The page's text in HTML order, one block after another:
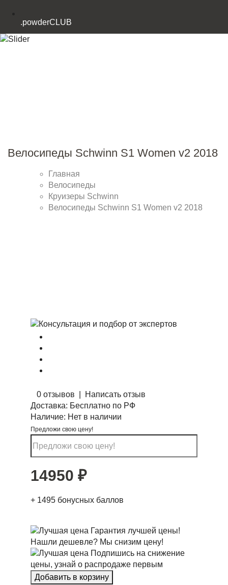
.powderCLUB
Велосипеды Schwinn S1 Women v2 2018
Главная
Велосипеды
Круизеры Schwinn
Велосипеды Schwinn S1 Women v2 2018
0 отзывов
Написать отзыв
Доставка: Бесплатно по РФ
Наличие: Нет в наличии
Предложи свою цену!
14950 ₽
+ 1495 бонусных баллов
Гарантия лучшей цены!
Нашли дешевле? Мы снизим цену!
Подпишись на снижение
цены, узнай о распродаже первым